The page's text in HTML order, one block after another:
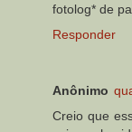
fotolog* de
Responder
Anônimo
Creio que